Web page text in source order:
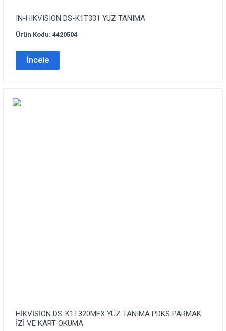
IN-HIKVISION DS-K1T331 YUZ TANIMA
Ürün Kodu: 4420504
İncele
HİKVİSİON DS-K1T320MFX YÜZ TANIMA PDKS PARMAK
İZİ VE KART OKUMA